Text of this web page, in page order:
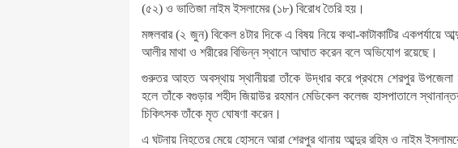
(৫২) ও ভাতিজা নাইম ইসলামের (১৮) বিরোধ তৈরি হয়।
মঙ্গলবার (২ জুন) বিকেল ৪টার দিকে এ বিষয় নিয়ে কথা-কাটাকাটির
আলীর মাথা ও শরীরের বিভিন্ন স্থানে আঘাত করেন বলে অভিযোগ রয়েছে।
গুরুতর আহত অবস্থায় স্থানীয়রা তাঁকে উদ্ধার করে প্রথমে শেরপুর উপজেলা
হলে তাঁকে বগুড়ার শহীদ জিয়াউর রহমান মেডিকেল কলেজ হাসপাতালে
চিকিৎসক তাঁকে মৃত ঘোষণা করেন।
এ ঘটনায় নিহতের মেয়ে হোসনে আরা শেরপুর থানায় আব্দুর রহিম ও নাইম